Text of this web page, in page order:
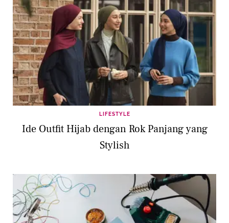
LIFESTYLE
Ide Outfit Hijab dengan Rok Panjang yang
Stylish